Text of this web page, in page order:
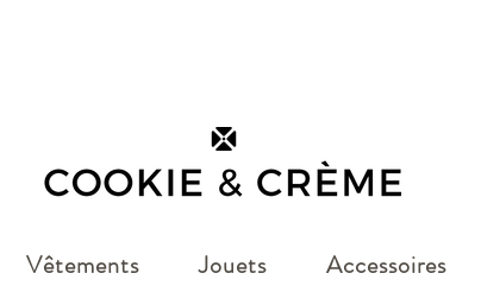
Vêtements Jouets Accessoires